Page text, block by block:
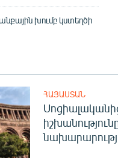
խումբ կստեղծի
ՀԱՅԱՍՏԱՆ